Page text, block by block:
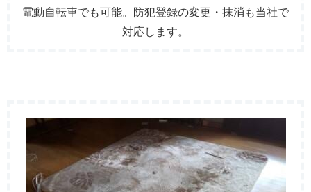
電動自転車でも可能。防犯登録の変更・抹消も当社で
対応します。